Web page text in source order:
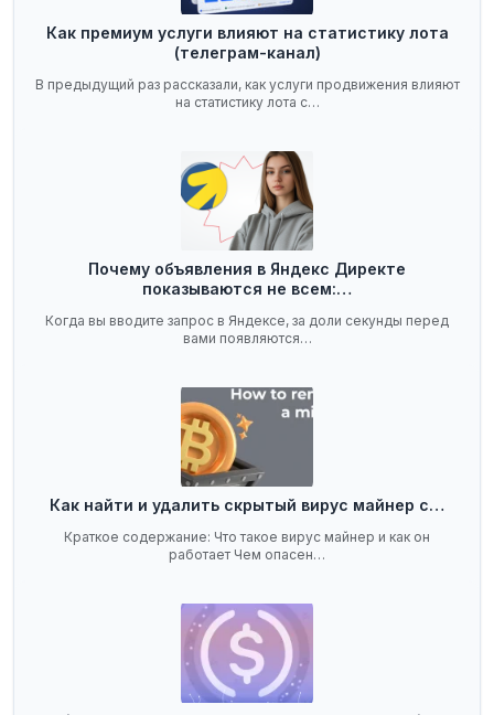
Как премиум услуги влияют на статистику лота
(телеграм-канал)
В предыдущий раз рассказали, как услуги продвижения влияют
на статистику лота с…
Почему объявления в Яндекс Директе
показываются не всем:…
Когда вы вводите запрос в Яндексе, за доли секунды перед
вами появляются…
Как найти и удалить скрытый вирус майнер с…
Краткое содержание: Что такое вирус майнер и как он
работает Чем опасен…